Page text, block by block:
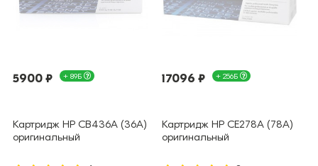
5900 ₽ + 89Б
Картридж HP CB436A (36A)
оригинальный
17096 ₽ + 256Б
Картридж HP CE278A (78A)
оригинальный